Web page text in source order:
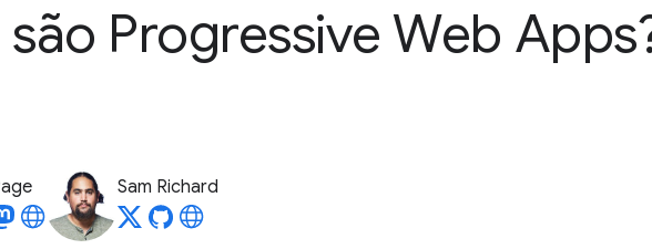
Progressive Web
Sam Richard